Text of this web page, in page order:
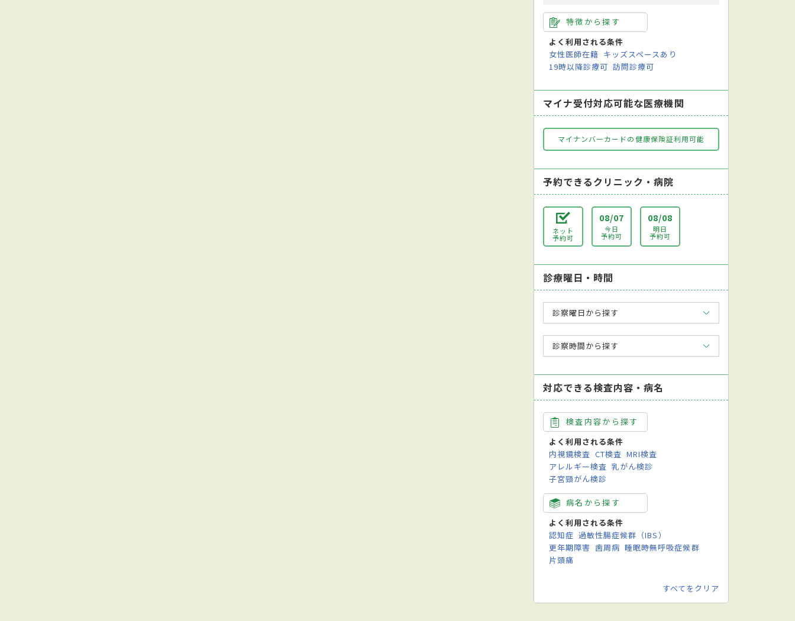
特徴から探す
よく利用される条件
女性医師在籍 キッズスペースあり
19時以降診療可 訪問診療可
マイナ受付対応可能な医療機関
マイナンバーカードの健康保険証利用可能
予約できるクリニック・病院
ネット
予約可
08/07
今日
予約可
08/08
明日
予約可
診療曜日・時間
診察曜日から探す
診察時間から探す
対応できる検査内容・病名
検査内容から探す
よく利用される条件
内視鏡検査 CT検査 MRI検査
アレルギー検査 乳がん検診
子宮頸がん検診
病名から探す
よく利用される条件
認知症 過敏性腸症候群（IBS）
更年期障害 歯周病 睡眠時無呼吸症候群
片頭痛
すべてをクリア